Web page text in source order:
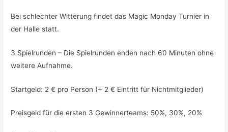
Bei schlechter Witterung findet das Magic Monday Turnier in
der Halle statt.
3 Spielrunden – Die Spielrunden enden nach 60 Minuten ohne
weitere Aufnahme.
Startgeld: 2 € pro Person (+ 2 € Eintritt für Nichtmitglieder)
Preisgeld für die ersten 3 Gewinnerteams: 50%, 30%, 20%